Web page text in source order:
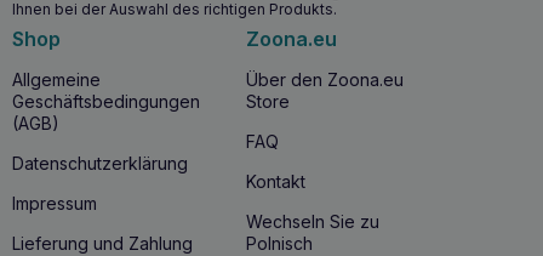
Gelenke, des Gehirns, des Herzens, der Nieren und der
Augen
Omega-3- und Omega-6-Fettsäuren
sowie essentiellen Vitaminen ist dies ein umfassendes
Produkt, das dazu beiträgt, Ihr Haustier in Topform zu
halten.
Ihnen bei der Auswahl des richtigen Produkts.
Shop
Allgemeine
Geschäftsbedingungen
(AGB)
Datenschutzerklärung
Impressum
Lieferung und Zahlung
Zoona.eu
Über den Zoona.eu
Store
FAQ
Kontakt
Wechseln Sie zu
Polnisch